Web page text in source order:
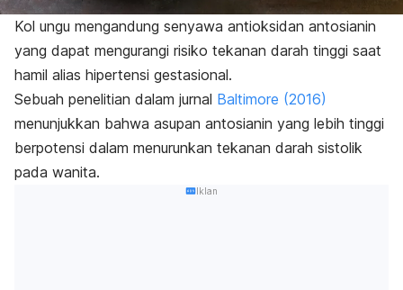
Kol ungu mengandung senyawa antioksidan antosianin
yang dapat mengurangi risiko tekanan darah tinggi saat
hamil alias hipertensi gestasional.
Sebuah penelitian dalam jurnal Baltimore (2016)
menunjukkan bahwa asupan antosianin yang lebih tinggi
berpotensi dalam menurunkan tekanan darah sistolik
pada wanita.
Iklan